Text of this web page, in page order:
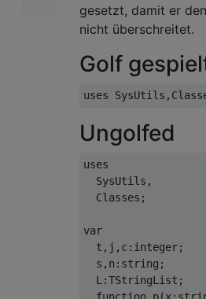
gesetzt, damit er
nicht überschreitet.
Golf
Ungolfed
uses
  SysUtils,
  Classes;
var
  t,j,c:integer;
  s,n:string;
  L:TStringList;